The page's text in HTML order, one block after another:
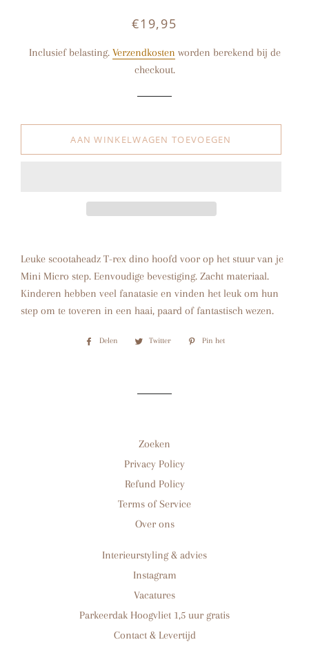
Normale
Aanbiedingsprijs
€19,95
Inclusief belasting. Verzendkosten worden berekend bij de
checkout.
AAN WINKELWAGEN TOEVOEGEN
Leuke scootaheadz T-rex dino hoofd voor op het stuur van je
Mini Micro step. Eenvoudige bevestiging. Zacht materiaal.
Kinderen hebben veel fanatasie en vinden het leuk om hun
step om te toveren in een haai, paard of fantastisch wezen.
Delen
Delen
Twitter
TwitterenPin het
Zoeken
Privacy Policy
Refund Policy
Terms of Service
Over ons
Interieurstyling & advies
Instagram
Vacatures
Parkeerdak Hoogvliet 1,5 uur gratis
Contact & Levertijd